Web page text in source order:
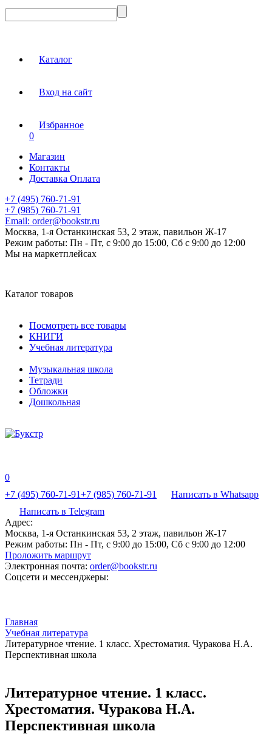
Каталог
Вход на сайт
Избранное
0
Магазин
Контакты
Доставка Оплата
+7 (495) 760-71-91
+7 (985) 760-71-91
Email: order@bookstr.ru
Москва, 1-я Останкинская 53, 2 этаж, павильон Ж-17
Режим работы: Пн - Пт, с 9:00 до 15:00, Сб с 9:00 до 12:00
Мы на маркетплейсах
Каталог товаров
Посмотреть все товары
КНИГИ
Учебная литература
Музыкальная школа
Тетради
Обложки
Дошкольная
0
+7 (495) 760-71-91+7 (985) 760-71-91
Написать в Whatsapp
Написать в Telegram
Адрес:
Москва, 1-я Останкинская 53, 2 этаж, павильон Ж-17
Режим работы: Пн - Пт, с 9:00 до 15:00, Сб с 9:00 до 12:00
Проложить маршрут
Электронная почта: order@bookstr.ru
Соцсети и мессенджеры:
Главная
Учебная литература
Литературное чтение. 1 класс. Хрестоматия. Чуракова Н.А.
Перспективная школа
Литературное чтение. 1 класс.
Хрестоматия. Чуракова Н.А.
Перспективная школа